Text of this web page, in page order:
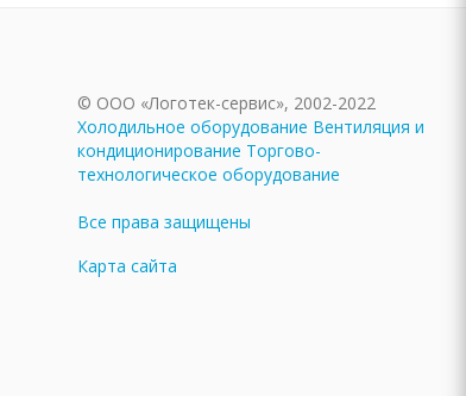
© ООО «Логотек-сервис», 2002-2022
Холодильное оборудование Вентиляция и
кондиционирование Торгово-
технологическое оборудование
Все права защищены
Карта сайта